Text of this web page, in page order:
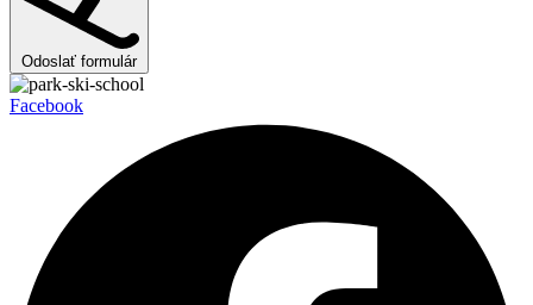
Odoslať formulár
Facebook